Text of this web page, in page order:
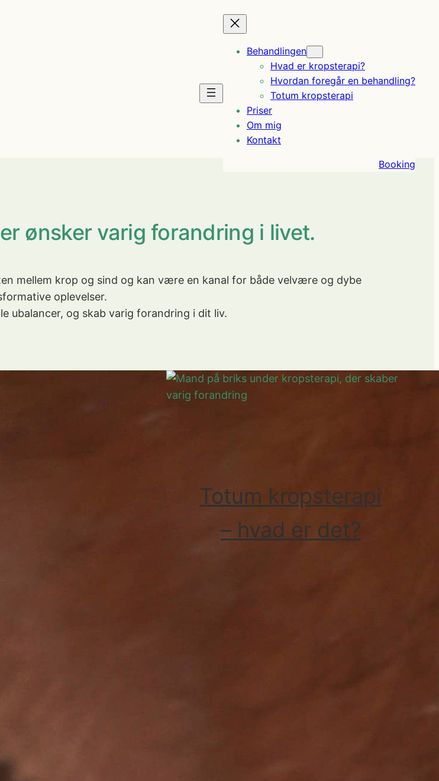
Behandlingen
Hvad er kropsterapi?
Hvordan foregår en behandling?
Totum kropsterapi
Priser
Om mig
Kontakt
Booking
ønsker varig forandring i livet.
mellem krop og sind og kan være en kanal for både velvære og dybe
oplevelser.
ubalancer, og skab varig forandring i dit liv.
Totum kropsterapi
– hvad er det?